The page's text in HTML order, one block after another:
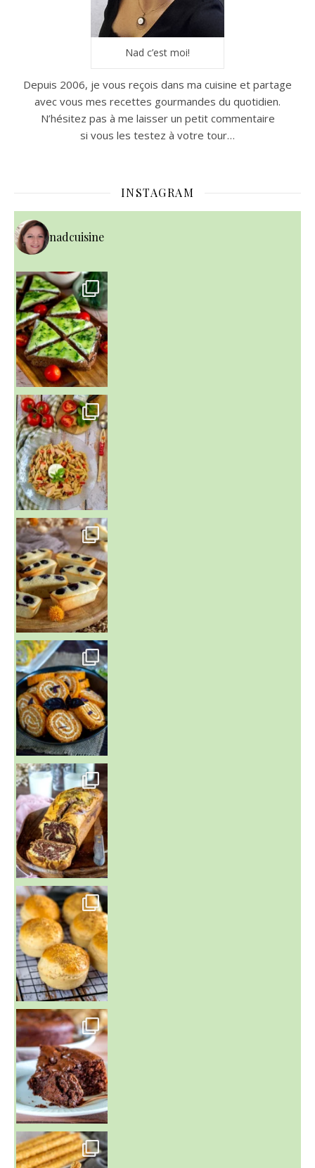
Nad c’est moi!
Depuis 2006, je vous reçois dans ma cuisine et partage
avec vous mes recettes gourmandes du quotidien.
N’hésitez pas à me laisser un petit commentaire
si vous les testez à votre tour…
INSTAGRAM
nadcuisine
~ SALADE DE PÂTES AUX DEUX TOMATES THON ET BURRA
~ FINANCIERS MYRTILLES ET CITRON ~
Aujourd'hu
~ BUNS MAISON ~
Un peu de boulange par ici au
~ GÂTEAU FONDANT CHOCO NOISETTE ~
C'est lundi